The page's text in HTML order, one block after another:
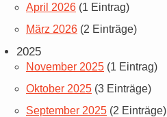
April 2026 (1 Eintrag)
März 2026 (2 Einträge)
2025
November 2025 (1 Eintrag)
Oktober 2025 (3 Einträge)
September 2025 (2 Einträge)